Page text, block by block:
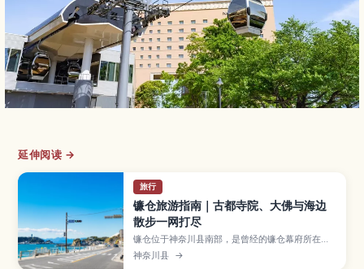
延伸阅读 →
旅行
镰仓旅游指南｜古都寺院、大佛与海边
散步一网打尽
镰仓位于神奈川县南部，是曾经的镰仓幕府所在
地，如今以众多古寺神社和海岸风光而闻名，是东
京近郊人气观光地。本文将介绍鹤冈八幡宫、高德
神奈川县 →